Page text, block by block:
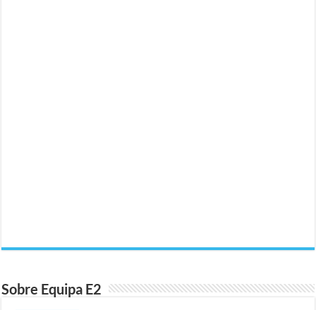
Sobre Equipa E2